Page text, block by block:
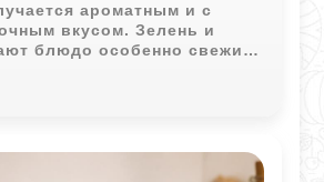
ароматным и с
вкусом. Зелень и
блюдо особенно свежим